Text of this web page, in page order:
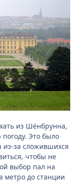
из Шёнбрунна,
Это было
из-за сложившихся
чтобы не
выбор пал на
метро до станции